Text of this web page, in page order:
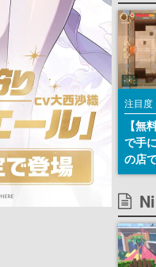
注目度
【無
で手
の店
『
続編
の9月
記念